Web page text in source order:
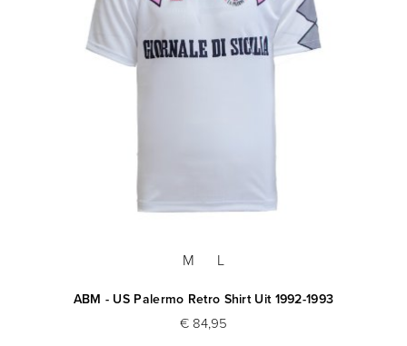
M L
ABM - US Palermo Retro Shirt Uit 1992-1993
€ 84,95